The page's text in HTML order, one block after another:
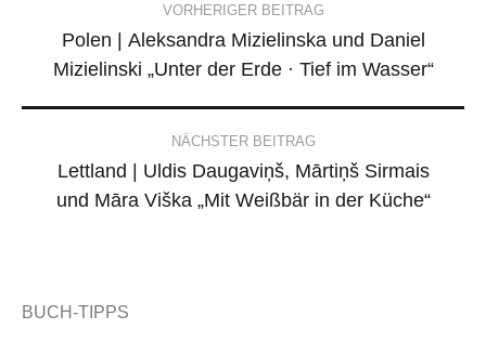
navigation
VORHERIGER BEITRAG
Polen | Aleksandra Mizielinska und Daniel
Mizielinski „Unter der Erde · Tief im Wasser“
NÄCHSTER BEITRAG
Lettland | Uldis Daugaviņš, Mārtiņš Sirmais
und Māra Viška „Mit Weißbär in der Küche“
BUCH-TIPPS